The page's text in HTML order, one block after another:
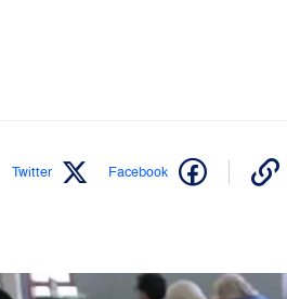
Facebook
Twitter